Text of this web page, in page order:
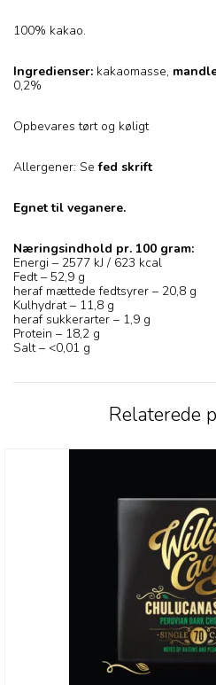
100% kakao.
Ingredienser: kakaomasse,
0,2%
Opbevares tørt og køligt
Allergener: Sefed skrift
Egnet til veganere.
Næringsindhold pr. 100 gram:
Energi – 2577 kJ / 623 kcal
Fedt – 52,9 g
heraf mættede fedtsyrer – 20,8 g
Kulhydrat – 11,8 g
heraf sukkerarter – 1,9 g
Protein – 18,2 g
Salt – <0,01 g
Relaterede